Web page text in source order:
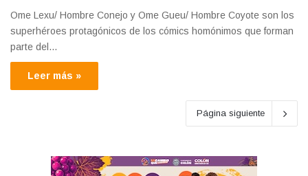
Ome Lexu/ Hombre Conejo y Ome Gueu/ Hombre Coyote son los
superhéroes protagónicos de los cómics homónimos que forman
parte del…
Leer más »
Página siguiente